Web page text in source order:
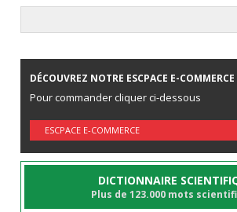
DÉCOUVREZ NOTRE ESCPACE E-COMMERCE
Pour commander cliquer ci-dessous
ESCPACE E-COMMERCE
DICTIONNAIRE
Plus de 123.000 mots